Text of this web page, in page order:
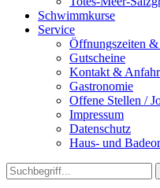
Schwimmkurse
Service
Öffnungszeiten &
Gutscheine
Kontakt &
Gastronomie
Offene Stellen /
Impressum
Datenschutz
Haus- und